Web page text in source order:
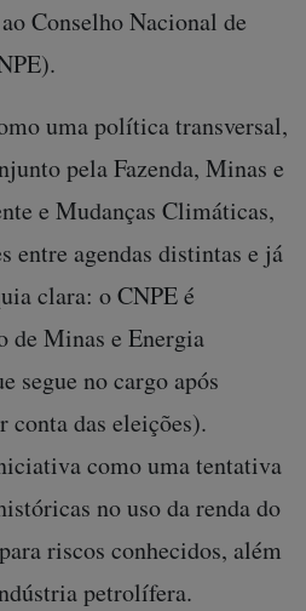
Conselho Nacional de
uma política transversal,
pela Fazenda, Minas e
e Mudanças Climáticas,
entre agendas distintas e já
clara: o CNPE é
de Minas e Energia
segue no cargo após
das eleições).
como uma tentativa
no uso da renda do
riscos conhecidos, além
petrolífera.